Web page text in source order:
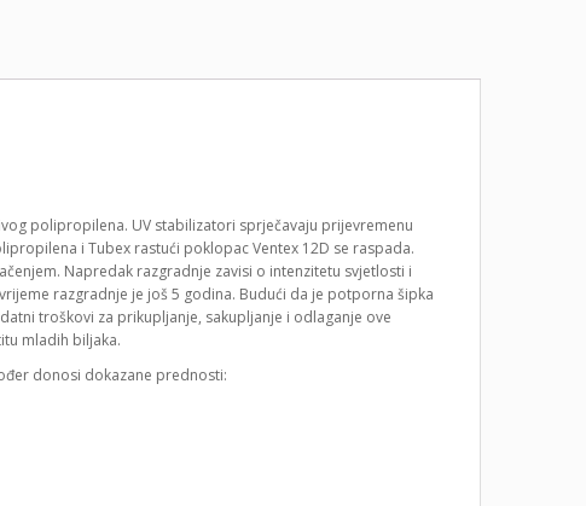
polipropilena. UV stabilizatori sprječavaju prijevremenu
i Tubex rastući poklopac Ventex 12D se raspada.
Napredak razgradnje zavisi o intenzitetu svjetlosti i
razgradnje je još 5 godina. Budući da je potporna šipka
troškovi za prikupljanje, sakupljanje i odlaganje ove
mladih biljaka.
donosi dokazane prednosti: